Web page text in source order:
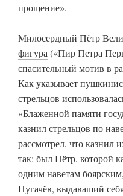
прощение».
Милосердный Пётр
фигура(«Пир Петра
спасительный мотив в
Как указывает
стрельцов
«Блаженной памяти
казнил стрельцов по
рассмотрел, что казнил
так: был Пётр, которой
одним наветам
Пугачёв, выдаваший